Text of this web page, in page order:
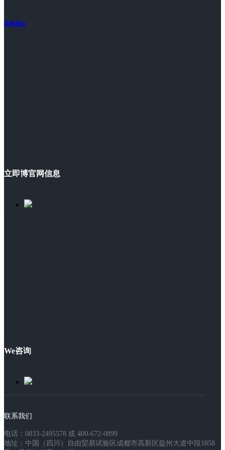
联系我们
立即博官网信息
We咨询
联系我们
电话：0833-2495578 或 400-672-0899
地址：中国（四川）自由贸易试验区成都市高新区益州大道中段1858